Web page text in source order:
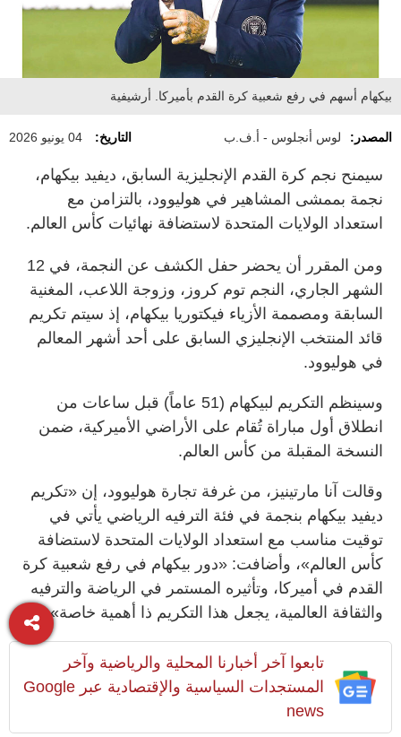
بيكهام أسهم في رفع شعبية كرة القدم بأميركا. أرشيفية
المصدر: لوس أنجلوس - أ.ف.ب التاريخ: 04 يونيو 2026
سيمنح نجم كرة القدم الإنجليزية السابق، ديفيد بيكهام،
نجمة بممشى المشاهير في هوليوود، بالتزامن مع
استعداد الولايات المتحدة لاستضافة نهائيات كأس العالم.
ومن المقرر أن يحضر حفل الكشف عن النجمة، في 12
الشهر الجاري، النجم توم كروز، وزوجة اللاعب، المغنية
السابقة ومصممة الأزياء فيكتوريا بيكهام، إذ سيتم تكريم
قائد المنتخب الإنجليزي السابق على أحد أشهر المعالم
في هوليوود.
وسينظم التكريم لبيكهام (51 عاماً) قبل ساعات من
انطلاق أول مباراة تُقام على الأراضي الأميركية، ضمن
النسخة المقبلة من كأس العالم.
وقالت آنا مارتينيز، من غرفة تجارة هوليوود، إن «تكريم
ديفيد بيكهام بنجمة في فئة الترفيه الرياضي يأتي في
توقيت مناسب مع استعداد الولايات المتحدة لاستضافة
كأس العالم»، وأضافت: «دور بيكهام في رفع شعبية كرة
القدم في أميركا، وتأثيره المستمر في الرياضة والترفيه
والثقافة العالمية، يجعل هذا التكريم ذا أهمية خاصة».
تابعوا آخر أخبارنا المحلية والرياضية وآخر
المستجدات السياسية والإقتصادية عبر Google
news